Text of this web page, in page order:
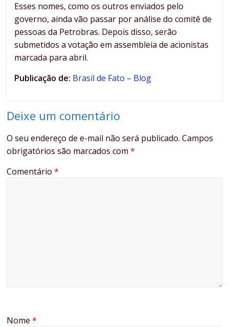
Esses nomes, como os outros enviados pelo
governo, ainda vão passar por análise do comitê de
pessoas da Petrobras. Depois disso, serão
submetidos a votação em assembleia de acionistas
marcada para abril.
Publicação de: Brasil de Fato – Blog
Deixe um comentário
O seu endereço de e-mail não será publicado. Campos
obrigatórios são marcados com*
Comentário*
Nome*